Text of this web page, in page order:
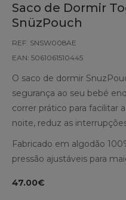
Saco de Dormir
SnüzPouch
REF: SNSW008AE
EAN: 5061061510445
O saco de dormir
segurança ao seu bebé
correr prático para facilitar
noite, reduz as
Fabricado em algodão
pressão ajustáveis para
47.00€